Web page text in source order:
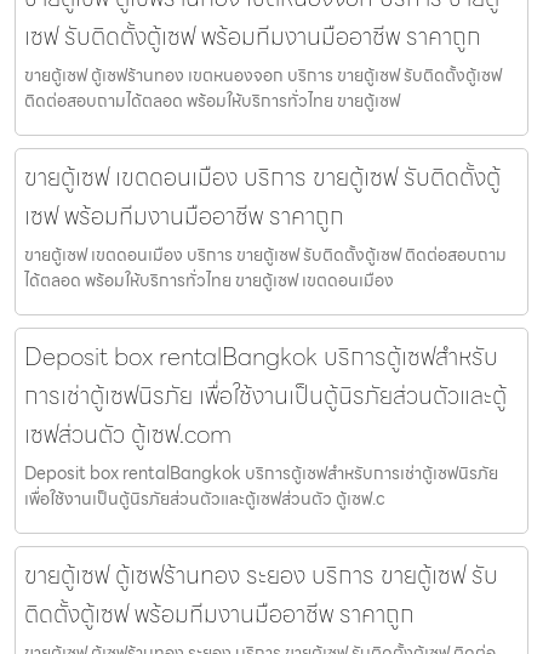
เซฟ รับติดตั้งตู้เซฟ พร้อมทีมงานมืออาชีพ ราคาถูก
ขายตู้เซฟ ตู้เซฟร้านทอง เขตหนองจอก บริการ ขายตู้เซฟ รับติดตั้งตู้เซฟ
ติดต่อสอบถามได้ตลอด พร้อมให้บริการทั่วไทย ขายตู้เซฟ
ขายตู้เซฟ เขตดอนเมือง บริการ ขายตู้เซฟ รับติดตั้งตู้
เซฟ พร้อมทีมงานมืออาชีพ ราคาถูก
ขายตู้เซฟ เขตดอนเมือง บริการ ขายตู้เซฟ รับติดตั้งตู้เซฟ ติดต่อสอบถาม
ได้ตลอด พร้อมให้บริการทั่วไทย ขายตู้เซฟ เขตดอนเมือง
Deposit box rentalBangkok บริการตู้เซฟสำหรับ
การเช่าตู้เซฟนิรภัย เพื่อใช้งานเป็นตู้นิรภัยส่วนตัวและตู้
เซฟส่วนตัว ตู้เซฟ.com
Deposit box rentalBangkok บริการตู้เซฟสำหรับการเช่าตู้เซฟนิรภัย
เพื่อใช้งานเป็นตู้นิรภัยส่วนตัวและตู้เซฟส่วนตัว ตู้เซฟ.c
ขายตู้เซฟ ตู้เซฟร้านทอง ระยอง บริการ ขายตู้เซฟ รับ
ติดตั้งตู้เซฟ พร้อมทีมงานมืออาชีพ ราคาถูก